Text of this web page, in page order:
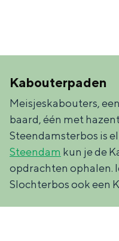
N
e
d
e
r
l
Kabouterpaden
Meisjeskabouters,
baard, één met
Steendamsterbos is
Steendam kun je de
opdrachten ophalen.
Slochterbos ook een